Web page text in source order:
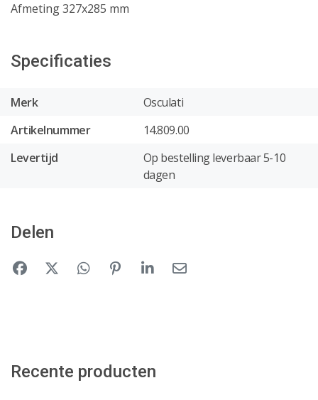
Afmeting 327x285 mm
Specificaties
Merk
Osculati
Artikelnummer
14.809.00
Levertijd
Op bestelling leverbaar 5-10
dagen
Delen
Recente producten